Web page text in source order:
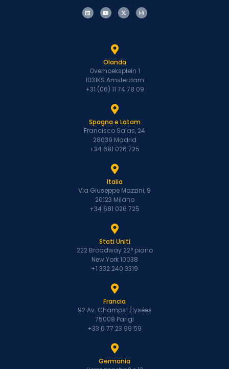
Olanda
Overhoeksplein 1
1031KS Amsterdam
+31 (06) 11 74 78 09
Spagna e Latam
Francisco Salas, 24
28039 Madrid
+34 681 026 725
Italia
Via Giuseppe Mazzini, 9
20123 Milano
+34 681 026 725
Stati Uniti
222 Broadway 22° piano
New York 10038
+1 332 240 3319
Francia
92 Av. Champs-Élysées
75008 Parigi
+33 6 77 23 99 59
Germania